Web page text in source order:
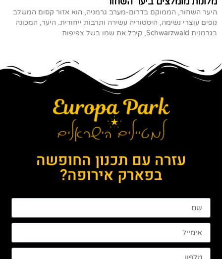
היער השחור, הממוקם בדרום-מערב גרמניה, הוא אזור קסום המשלב
נופים עוצרי נשימה, היסטוריה עשירה ותרבות ייחודית. היער, המכונה
בגרמנית Schwarzwald, קיבל את שמו בשל צפיפות
עזרה עם תכנון החופשה
בפארק אירופה?